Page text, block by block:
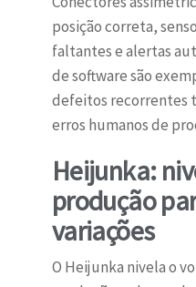
posição correta,
faltantes e alertas
de software são
defeitos recorrentes
erros humanos de
Heijunka:
produção
variações
O Heijunka nivela o